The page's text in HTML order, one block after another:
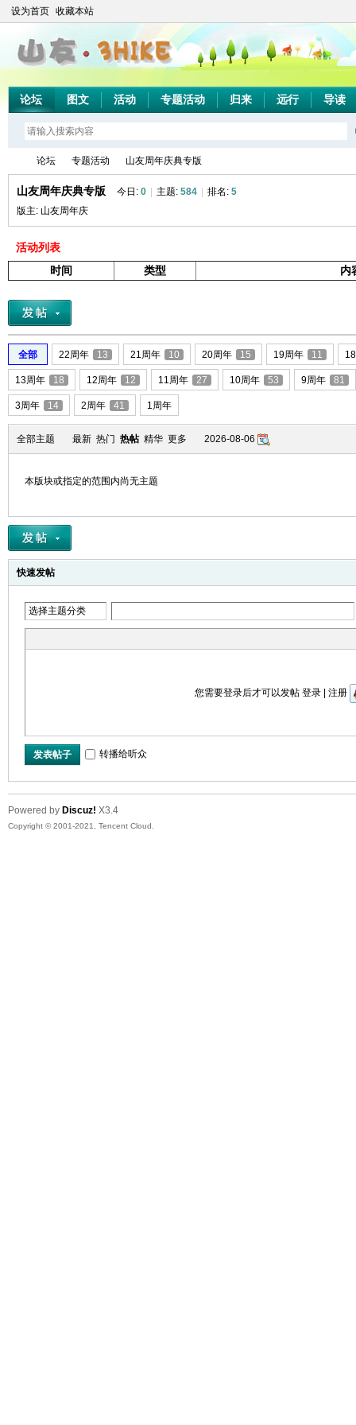
设为首页 收藏本站
论坛 图文 活动 专题活动 归来 远行 导读
山
友
户
»
论坛
›
专题活动
›
山友周年庆典专版
山友周年庆典专版 今日: 0 主题: 584 排名: 5
版主: 山友周年庆
活动列表
时间
类型 内
全部 22周年 13 21周年 10 20周年 15 19周年 11
13周年 18 12周年 12 11周年 27 10周年 53 9周年 81
3周年 14 2周年 41 1周年
全部主题 最新 热门 热帖 精华 更多 2026-08-06
本版块或指定的范围内尚无主题
快速发帖
选择主题分类
您需要登录后才可以发帖登录 |注册
发表帖子 转播给听众
Powered by Discuz! X3.4
Copyright © 2001-2021, Tencent Cloud.